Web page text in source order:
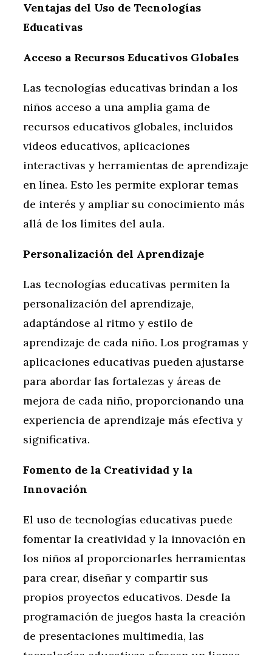
Ventajas del Uso de Tecnologías
Educativas
Acceso a Recursos Educativos Globales
Las tecnologías educativas brindan a los
niños acceso a una amplia gama de
recursos educativos globales, incluidos
videos educativos, aplicaciones
interactivas y herramientas de aprendizaje
en línea. Esto les permite explorar temas
de interés y ampliar su conocimiento más
allá de los límites del aula.
Personalización del Aprendizaje
Las tecnologías educativas permiten la
personalización del aprendizaje,
adaptándose al ritmo y estilo de
aprendizaje de cada niño. Los programas y
aplicaciones educativas pueden ajustarse
para abordar las fortalezas y áreas de
mejora de cada niño, proporcionando una
experiencia de aprendizaje más efectiva y
significativa.
Fomento de la Creatividad y la
Innovación
El uso de tecnologías educativas puede
fomentar la creatividad y la innovación en
los niños al proporcionarles herramientas
para crear, diseñar y compartir sus
propios proyectos educativos. Desde la
programación de juegos hasta la creación
de presentaciones multimedia, las